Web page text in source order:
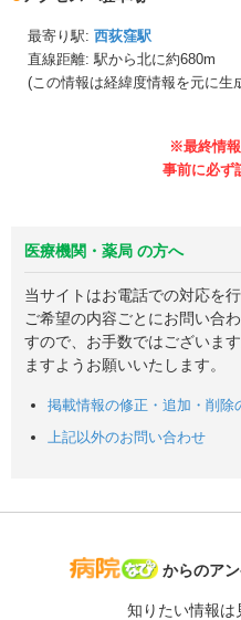
最寄り駅: 西荻窪駅
直線距離: 駅から北に約680m
(この情報は経緯度情報を元に生
医療機関・薬局 の方へ
当サイトはお電話での対応を
ご希望の内容ごとにお問い合
すので、お手数ではございま
ますようお願いいたします。
掲載情報の修正・追加・削除
上記以外のお問い合わせ
病院なび
からのア
知りたい情報は